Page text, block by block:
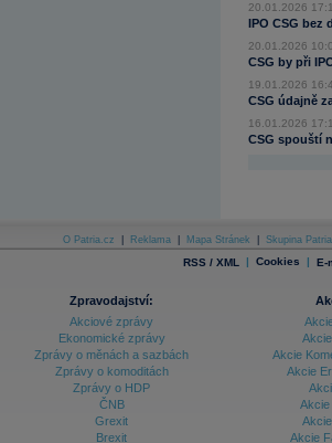
20.01.2026
IPO CSG bez
20.01.2026
CSG by při
19.01.2026
CSG údajně
16.01.2026
CSG spouští
O Patria.cz Reklama Mapa Stránek Skupina Patria
RSS / XML | Cookies | E-
Zpravodajství:
Akciové zprávy
Ekonomické zprávy
Zprávy o měnách a sazbách
Zprávy o komoditách
Zprávy o HDP
ČNB
Grexit
Brexit
Akcie
Akcie
Akcie
Akcie